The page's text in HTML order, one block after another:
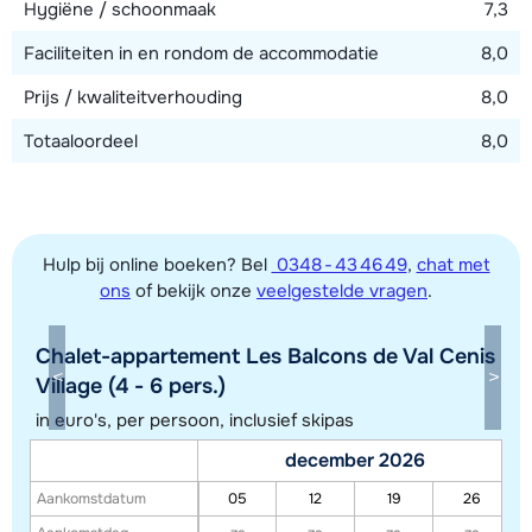
Toon alle accommodaties in dit gebied
Deze kaart geeft een indicatie van de ligging van onze accommodaties. De
exacte locatie kan enigszins afwijken.
Hygiëne / schoonmaak
7,3
Faciliteiten in en rondom de accommodatie
8,0
Prijs / kwaliteitverhouding
8,0
Totaaloordeel
8,0
Hulp bij online boeken? Bel 0348 - 43 46 49, chat met
ons of bekijk onze veelgestelde vragen.
Chalet-appartement Les Balcons de Val Cenis
Village (4 - 6 pers.)
in euro's, per persoon, inclusief skipas
Aankomstdatum
december 2026
05 12 19
26